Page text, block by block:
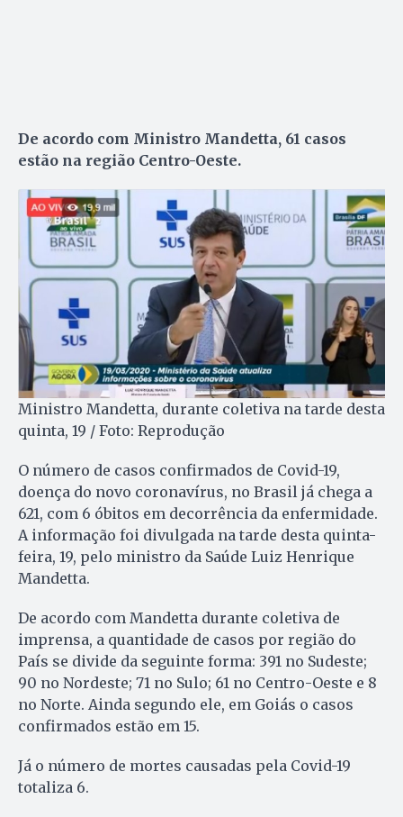
De acordo com Ministro Mandetta, 61 casos
estão na região Centro-Oeste.
Ministro Mandetta, durante coletiva na tarde desta
quinta, 19 / Foto: Reprodução
O número de casos confirmados de Covid-19,
doença do novo coronavírus, no Brasil já chega a
621, com 6 óbitos em decorrência da enfermidade.
A informação foi divulgada na tarde desta quinta-
feira, 19, pelo ministro da Saúde Luiz Henrique
Mandetta.
De acordo com Mandetta durante coletiva de
imprensa, a quantidade de casos por região do
País se divide da seguinte forma: 391 no Sudeste;
90 no Nordeste; 71 no Sulo; 61 no Centro-Oeste e 8
no Norte. Ainda segundo ele, em Goiás o casos
confirmados estão em 15.
Já o número de mortes causadas pela Covid-19
totaliza 6.